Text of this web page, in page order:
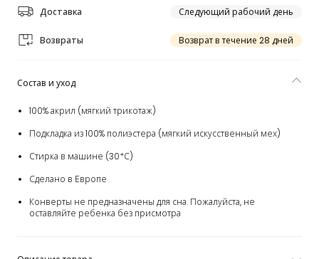
Доставка Следующий рабочий день
Возвраты Возврат в течение 28 дней
Состав и уход
100% акрил (мягкий трикотаж)
Подкладка из 100% полиэстера (мягкий искусственный мех)
Стирка в машине (30*С)
Сделано в Европе
Конверты не предназначены для сна. Пожалуйста, не
оставляйте ребенка без присмотра